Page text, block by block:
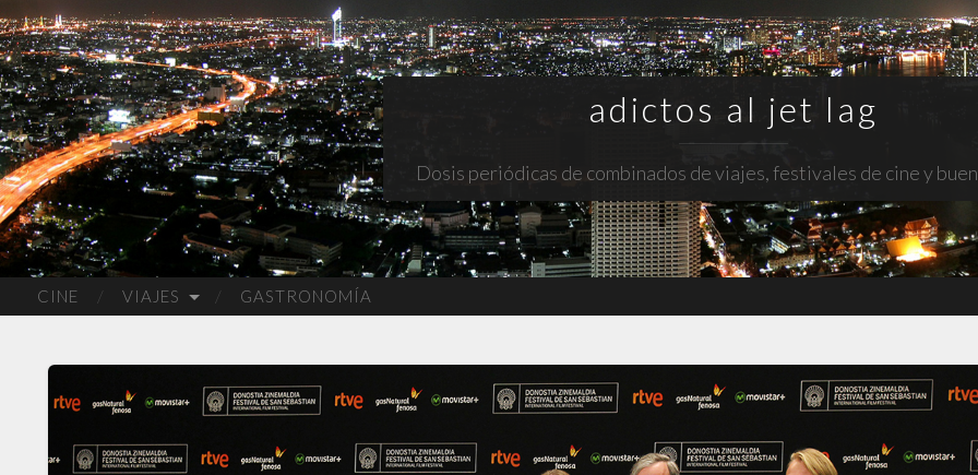
adictos al jet lag
Dosis periódicas de combinados de viajes, festivales de cine y
CINE VIAJES GASTRONOMÍA